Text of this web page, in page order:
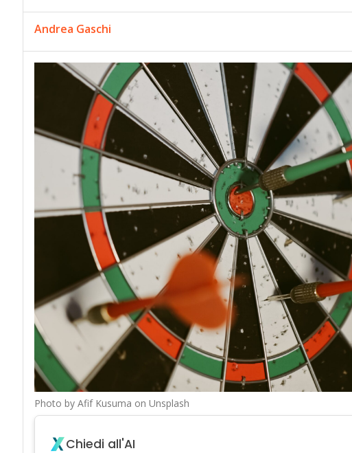
Andrea Gaschi
Photo by Afif Kusuma on Unsplash
Chiedi all'AI